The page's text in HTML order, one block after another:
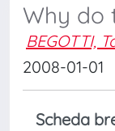
Why do
BEGOTTI,
2008-01-01
Scheda